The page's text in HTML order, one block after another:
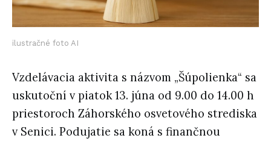
ilustračné foto AI
Vzdelávacia aktivita s názvom „Šúpolienka“ sa
uskutoční v piatok 13. júna od 9.00 do 14.00 h
priestoroch Záhorského osvetového strediska
v Senici. Podujatie sa koná s finančnou